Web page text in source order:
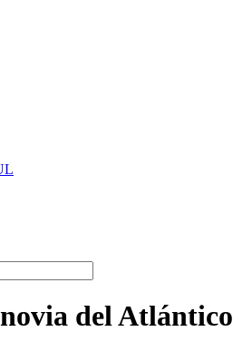
del Atlántico